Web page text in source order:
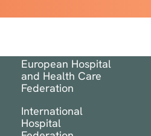
Tous nos articles
European Hospital
and Health Care
Federation
International
Hospital